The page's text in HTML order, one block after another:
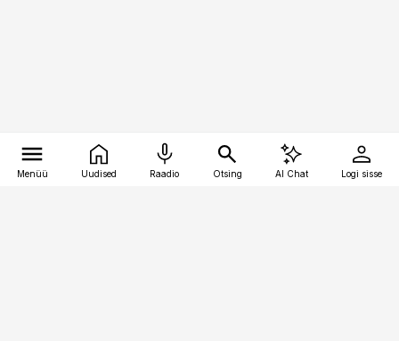
Menüü Uudised Raadio Otsing AI Chat Logi sisse